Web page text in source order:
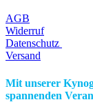
AGB
Widerruf
Datenschutz
Versand
Mit unserer
spannenden